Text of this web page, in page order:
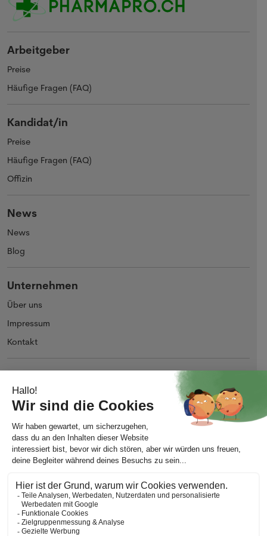
Arbeitgeber
Preise
Häufige Fragen (FAQ)
Kandidat/in
Preise
Häufige Fragen (FAQ)
Offizin
News
News
Blog
Unternehmen
Über uns
Impressum
Kontakt
Allgemeine Nutzungsbedingungen
Datenschutz
Meine Cookie-Präferenzen ändern